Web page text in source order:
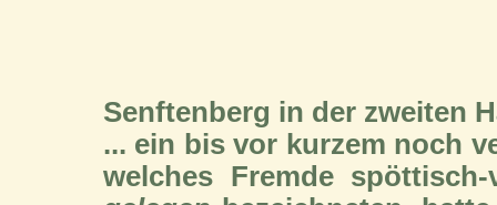
Senftenberg in der zweiten
... ein bis vor kurzem noch
welches Fremde